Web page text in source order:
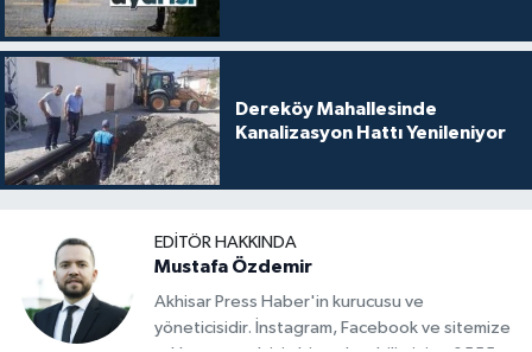
Dereköy Mahallesinde
Kanalizasyon Hattı Yenileniyor
EDITÖR HAKKINDA
Mustafa Özdemir
Akhisar Press Haber'in kurucusu ve
yöneticisidir. İnstagram, Facebook ve sitemize